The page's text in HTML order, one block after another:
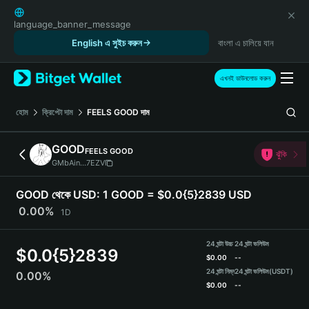
English
日本語
Русский
Español (Latinoamérica)
Türkçe
Italiano
Deutsch
简体中文
繁體中文
Português (Portugal)
Bahasa Indonesia
Español
language_banner_message
English এ সুইচ করুন
বাংলা এ চালিয়ে যান
এখনই ডাউনলোড করুন
হোম ক্রিপ্টো দাম FEELS GOOD দাম
GOODFEELS GOOD
GMbAin...7EZV
ঝুঁকি
GOOD থেকে USD: 1 GOOD = $0.0{5}2839 USD
0.00%
1D
$0.0{5}2839
0.00%
24 ঘন্টা উচ্চ
$0.00
24 ঘন্টা নিম্ন
$0.00
24 ঘন্টা ভলিউম
--
24 ঘন্টা ভলিউম(USDT)
--